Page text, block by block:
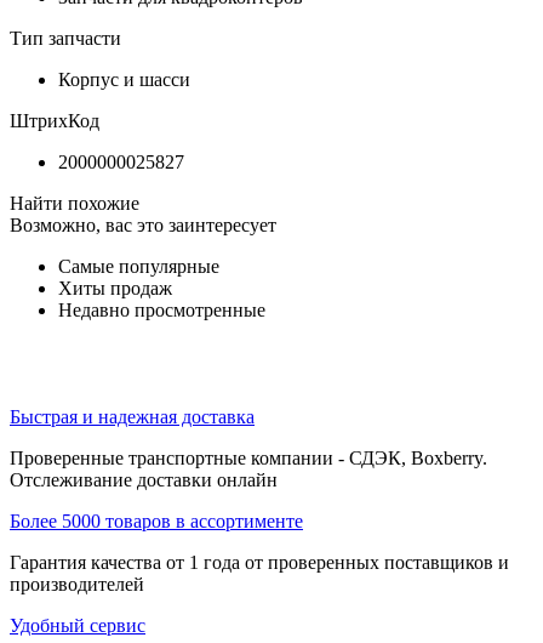
Тип запчасти
Корпус и шасси
ШтрихКод
2000000025827
Найти похожие
Возможно, вас это заинтересует
Самые популярные
Хиты продаж
Недавно просмотренные
Быстрая и надежная доставка
Проверенные транспортные компании - СДЭК, Boxberry.
Отслеживание доставки онлайн
Более 5000 товаров в ассортименте
Гарантия качества от 1 года от проверенных поставщиков и
производителей
Удобный сервис